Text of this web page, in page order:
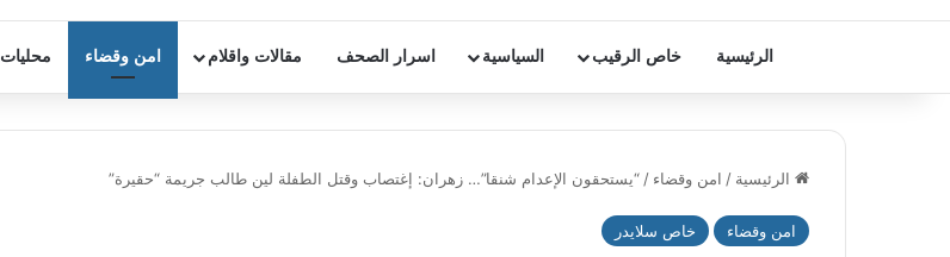
الرئيسية خاص الرقيب السياسية اسرار الصحف مقالات واقلام امن وقضاء محليات
الرئيسية / امن وقضاء / “يستحقون الإعدام شنقا”… زهران: إغتصاب وقتل الطفلة لين طالب جريمة “حقيرة”
امن وقضاء خاص سلايدر